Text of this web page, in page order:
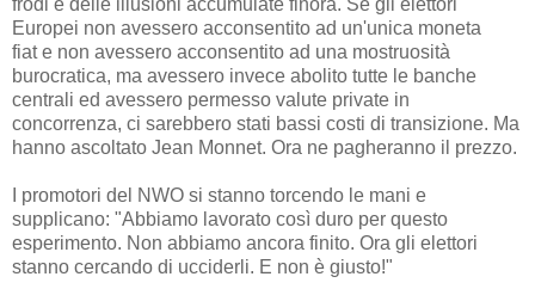
Europei non avessero acconsentito ad un'unica moneta
fiat e non avessero acconsentito ad una mostruosità
burocratica, ma avessero invece abolito tutte le banche
centrali ed avessero permesso valute private in
concorrenza, ci sarebbero stati bassi costi di transizione. Ma
hanno ascoltato Jean Monnet. Ora ne pagheranno il prezzo.
I promotori del NWO si stanno torcendo le mani e
supplicano: "Abbiamo lavorato così duro per questo
esperimento. Non abbiamo ancora finito. Ora gli elettori
stanno cercando di ucciderli. E non è giusto!"